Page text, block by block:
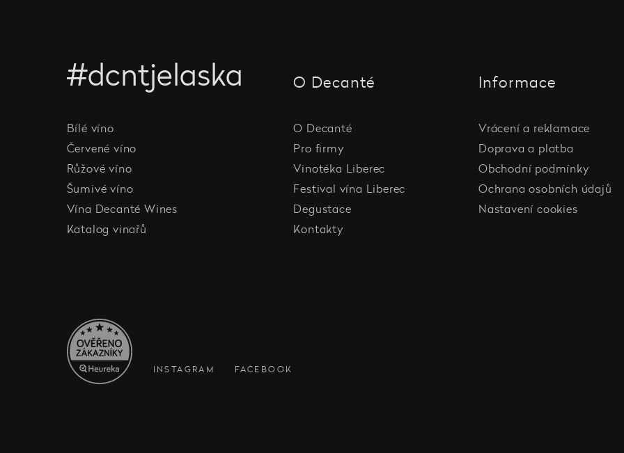
#dcntjelaska
Bílé víno
Červené víno
Růžové víno
Šumivé víno
Vína Decanté Wines
Katalog vinařů
O Decanté
O Decanté
Pro firmy
Vinotéka Liberec
Festival vína Liberec
Degustace
Kontakty
Informace
Vrácení a reklamace
Doprava a platba
Obchodní podmínky
Ochrana osobních údajů
Nastavení cookies
INSTAGRAM FACEBOOK